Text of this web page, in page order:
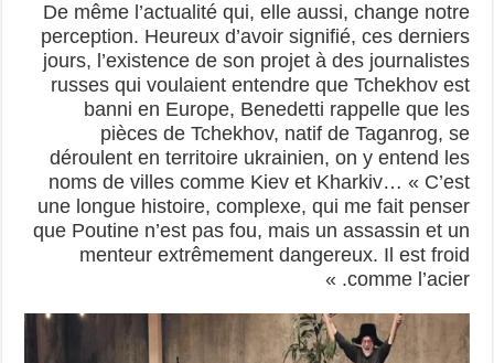
De même l’actualité qui, elle aussi, change notre
perception. Heureux d’avoir signifié, ces derniers
jours, l’existence de son projet à des journalistes
russes qui voulaient entendre que Tchekhov est
banni en Europe, Benedetti rappelle que les
pièces de Tchekhov, natif de Taganrog, se
déroulent en territoire ukrainien, on y entend les
noms de villes comme Kiev et Kharkiv… « C’est
une longue histoire, complexe, qui me fait penser
que Poutine n’est pas fou, mais un assassin et un
menteur extrêmement dangereux. Il est froid
comme l’acier. »